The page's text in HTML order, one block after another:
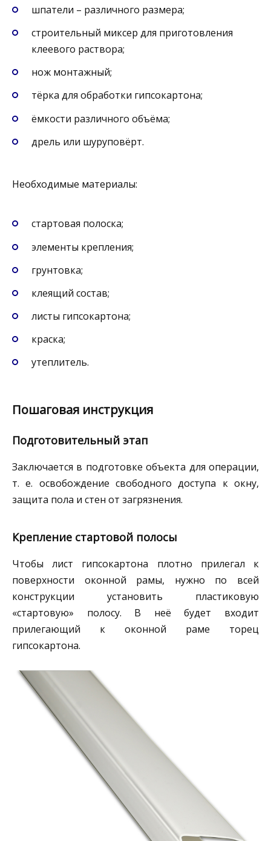
шпатели – различного размера;
строительный миксер для приготовления
клеевого раствора;
нож монтажный;
тёрка для обработки гипсокартона;
ёмкости различного объёма;
дрель или шуруповёрт.
Необходимые материалы:
стартовая полоска;
элементы крепления;
грунтовка;
клеящий состав;
листы гипсокартона;
краска;
утеплитель.
Пошаговая инструкция
Подготовительный этап
Заключается в подготовке объекта для операции,
т. е. освобождение свободного доступа к окну,
защита пола и стен от загрязнения.
Крепление стартовой полосы
Чтобы лист гипсокартона плотно прилегал к
поверхности оконной рамы, нужно по всей
конструкции установить пластиковую
«стартовую» полосу. В неё будет входит
прилегающий к оконной раме торец
гипсокартона.